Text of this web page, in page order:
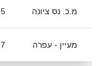
מ.כ. נס ציונה
מעיין - עפרה